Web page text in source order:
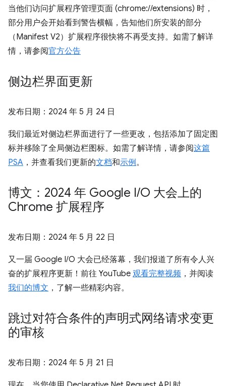
当他们访问扩展程序管理页面 (chrome://extensions) 时，
部分用户会开始看到警告横幅，告知他们所安装的部分
（Manifest V2）扩展程序很快将不再受支持。如需了解详
情，请参阅官方公告
侧边栏界面更新
发布日期： 2024 年 5 月 24 日
我们最近对侧边栏界面进行了一些更改，包括添加了固定图
标并移除了全局侧边栏图标。如需了解详情，请参阅这篇
PSA ，并查看我们更新的文档和示例。
博文：2024 年 Google I/O 大会上的
Chrome 扩展程序
发布日期： 2024 年 5 月 22 日
又一届 Google I/O 大会已经落幕，我们报道了所有令人兴
奋的扩展程序更新！前往 YouTube 观看完整视频 ，并阅读
我们的博文 ，了解一些精彩内容。
跳过对符合条件的声明式网络请求变更
的审核
发布日期： 2024 年 5 月 21 日